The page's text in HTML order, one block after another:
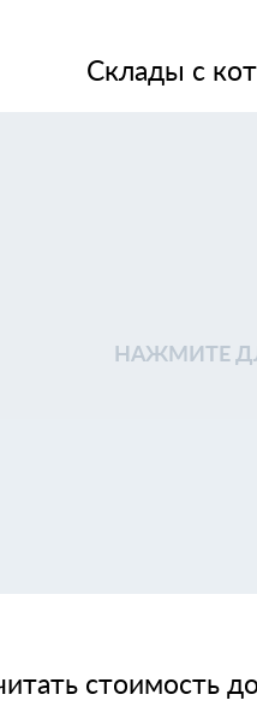
Склады с
НАЖМИТЕ
стоимость